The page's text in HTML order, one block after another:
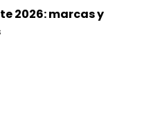
2026: marcas y